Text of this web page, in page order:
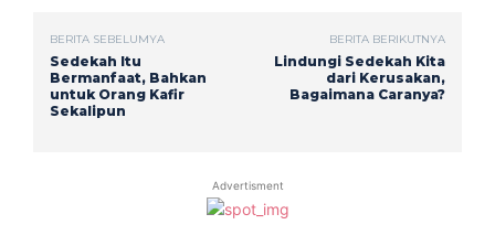
BERITA SEBELUMYA
Sedekah Itu
Bermanfaat, Bahkan
untuk Orang Kafir
Sekalipun
BERITA BERIKUTNYA
Lindungi Sedekah Kita
dari Kerusakan,
Bagaimana Caranya?
Advertisment